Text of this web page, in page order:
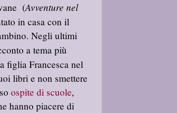
(Avventure nel
in casa con il
Negli ultimi
a tema più
figlia Francesca nel
libri e non smettere
ospite di scuole,
hanno piacere di